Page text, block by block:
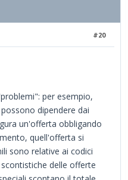
#20
per esempio,
dipendere dai
un'offerta obbligando
quell'offerta si
sono relative ai codici
delle offerte